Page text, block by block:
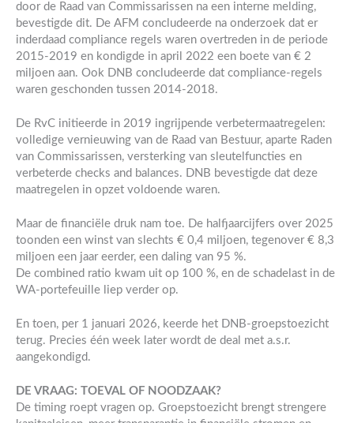
door de Raad van Commissarissen na een interne melding,
bevestigde dit. De AFM concludeerde na onderzoek dat er
inderdaad compliance regels waren overtreden in de periode
2015-2019 en kondigde in april 2022 een boete van € 2
miljoen aan. Ook DNB concludeerde dat compliance-regels
waren geschonden tussen 2014-2018.
De RvC initieerde in 2019 ingrijpende verbetermaatregelen:
volledige vernieuwing van de Raad van Bestuur, aparte Raden
van Commissarissen, versterking van sleutelfuncties en
verbeterde checks and balances. DNB bevestigde dat deze
maatregelen in opzet voldoende waren.
Maar de financiële druk nam toe. De halfjaarcijfers over 2025
toonden een winst van slechts € 0,4 miljoen, tegenover € 8,3
miljoen een jaar eerder, een daling van 95 %.
De combined ratio kwam uit op 100 %, en de schadelast in de
WA-portefeuille liep verder op.
En toen, per 1 januari 2026, keerde het DNB-groepstoezicht
terug. Precies één week later wordt de deal met a.s.r.
aangekondigd.
DE VRAAG: TOEVAL OF NOODZAAK?
De timing roept vragen op. Groepstoezicht brengt strengere